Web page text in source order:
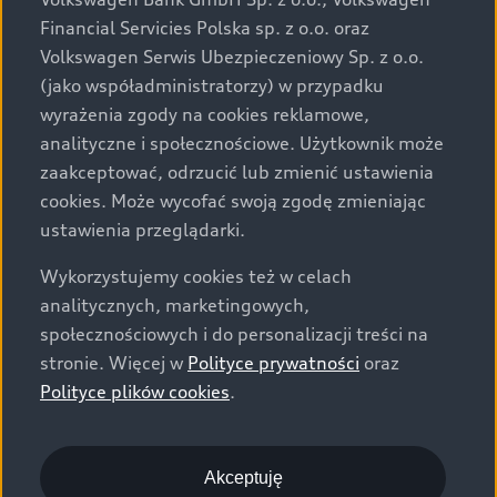
za dopłatą. Wiążące ustalenie ceny, wyposażenia i
specyfikacji pojazdu następują w umowie sprzedaży, a
określenie parametrów technicznych zawiera
świadectwo homologacji typu pojazdu. Zastrzegamy
sobie prawo do zmian i pomyłek. Wszelkie informacje
prezentowane na stronie są aktualne na dzień ich
zamieszczania. W celu uzyskania najnowszych
informacji prosimy kontaktować się z Partnerem Marki
Audi.
Wszystkie produkowane obecnie samochody marki Audi
są wykonywane z materiałów spełniających pod
względem możliwości odzysku i recyklingu wymagania
określone w normie ISO 22628 i są zgodne z
europejskimi świadectwami homologacji wydanymi wg
o.o. podlega obowiązkowi zapewnienia wszystkim
użytkownikom samochodów marki Volkswagen sieci
Financial Servicies Polska sp. z o.o. oraz
Volkswagen Serwis Ubezpieczeniowy Sp. z o.o.
(jako współadministratorzy) w przypadku
wyrażenia zgody na cookies reklamowe,
analityczne i społecznościowe. Użytkownik może
zaakceptować, odrzucić lub zmienić ustawienia
cookies. Może wycofać swoją zgodę zmieniając
ustawienia przeglądarki.
Wykorzystujemy cookies też w celach
analitycznych, marketingowych,
społecznościowych i do personalizacji treści na
stronie. Więcej w Polityce prywatności oraz
Polityce plików cookies.
Akceptuję